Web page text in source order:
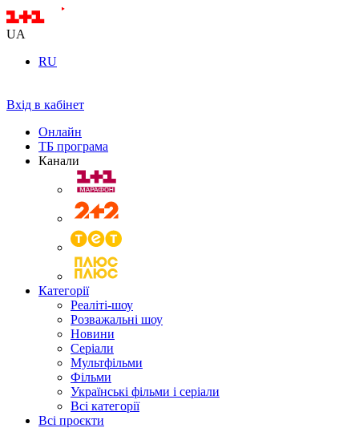
UA
RU
Вхід в кабінет
Онлайн
ТБ програма
Канали
Категорії
Реаліті-шоу
Розважальні шоу
Новини
Серіали
Мультфільми
Фільми
Українські фільми і серіали
Всі категорії
Всі проєкти